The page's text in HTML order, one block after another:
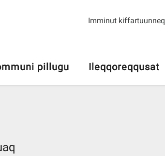
Imminut kiffartuunneq
pillugu Ileqqoreqqusat